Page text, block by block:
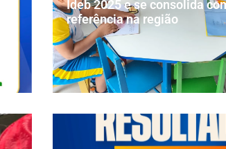
Ideb 2025 e se consolida
referência na região